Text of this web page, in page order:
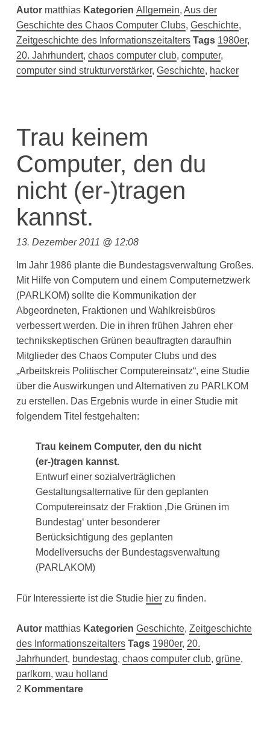
Autor matthias Kategorien Allgemein, Aus der
Geschichte des Chaos Computer Clubs, Geschichte,
Zeitgeschichte des Informationszeitalters Tags 1980er,
20. Jahrhundert, chaos computer club, computer,
computer sind strukturverstärker, Geschichte, hacker
Trau keinem
Computer, den du
nicht (er-)tragen
kannst.
13. Dezember 2011 @ 12:08
Im Jahr 1986 plante die Bundestagsverwaltung Großes.
Mit Hilfe von Computern und einem Computernetzwerk
(PARLKOM) sollte die Kommunikation der
Abgeordneten, Fraktionen und Wahlkreisbüros
verbessert werden. Die in ihren frühen Jahren eher
technikskeptischen Grünen beauftragten daraufhin
Mitglieder des Chaos Computer Clubs und des
„Arbeitskreis Politischer Computereinsatz“, eine Studie
über die Auswirkungen und Alternativen zu PARLKOM
zu erstellen. Das Ergebnis wurde in einer Studie mit
folgendem Titel festgehalten:
Trau keinem Computer, den du nicht
(er-)tragen kannst.
Entwurf einer sozialverträglichen
Gestaltungsalternative für den geplanten
Computereinsatz der Fraktion ‚Die Grünen im
Bundestag‘ unter besonderer
Berücksichtigung des geplanten
Modellversuchs der Bundestagsverwaltung
(PARLAKOM)
Für Interessierte ist die Studie hierzu finden.
Autor matthias Kategorien Geschichte, Zeitgeschichte
des Informationszeitalters Tags 1980er, 20.
Jahrhundert, bundestag, chaos computer club, grüne,
parlkom, wau holland
2 Kommentare